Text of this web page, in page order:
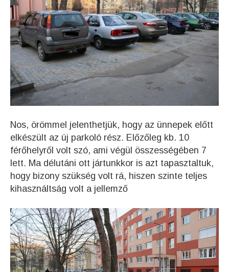
Nos, örömmel jelenthetjük, hogy az ünnepek előtt
elkészült az új parkoló rész. Előzőleg kb. 10
férőhelyről volt szó, ami végül összességében 7
lett. Ma délutáni ott jártunkkor is azt tapasztaltuk,
hogy bizony szükség volt rá, hiszen szinte teljes
kihasználtság volt a jellemző